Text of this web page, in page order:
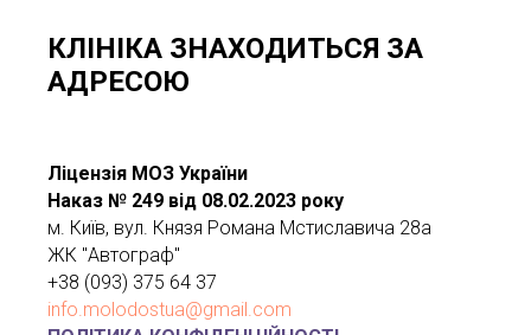
КЛІНІКА ЗНАХОДИТЬСЯ ЗА
АДРЕСОЮ
Ліцензія МОЗ України
Наказ № 249 від 08.02.2023 року
м. Київ, вул. Князя Романа Мстиславича 28а
ЖК "Автограф"
+38 (093) 375 64 37
info.molodostua@gmail.com